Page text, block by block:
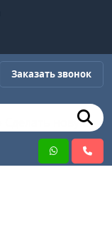
Заказать звонок
Сделать новую